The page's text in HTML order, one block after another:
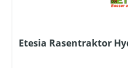
Etesia Rasentraktor